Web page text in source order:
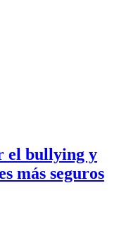
el bullying y
más seguros